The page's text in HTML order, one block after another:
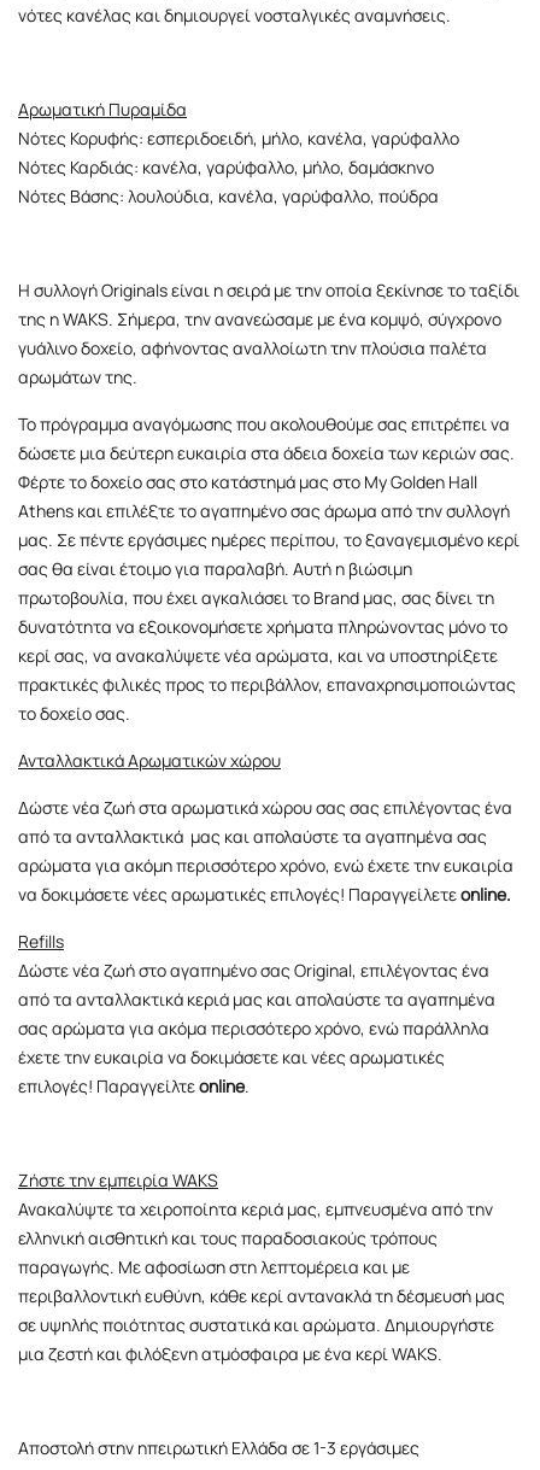
νότες κανέλας και δημιουργεί νοσταλγικές αναμνήσεις.
Αρωματική Πυραμίδα
Νότες Κορυφής: εσπεριδοειδή, μήλο, κανέλα, γαρύφαλλο
Νότες Καρδιάς: κανέλα, γαρύφαλλο, μήλο, δαμάσκηνο
Νότες Βάσης: λουλούδια, κανέλα, γαρύφαλλο, πούδρα
Η συλλογή Originals είναι η σειρά με την οποία ξεκίνησε το ταξίδι
της η WAKS. Σήμερα, την ανανεώσαμε με ένα κομψό, σύγχρονο
γυάλινο δοχείο, αφήνοντας αναλλοίωτη την πλούσια παλέτα
αρωμάτων της.
Το πρόγραμμα αναγόμωσης που ακολουθούμε σας επιτρέπει να
δώσετε μια δεύτερη ευκαιρία στα άδεια δοχεία των κεριών σας.
Φέρτε το δοχείο σας στο κατάστημά μας στο My Golden Hall
Athens και επιλέξτε το αγαπημένο σας άρωμα από την συλλογή
μας. Σε πέντε εργάσιμες ημέρες περίπου, το ξαναγεμισμένο κερί
σας θα είναι έτοιμο για παραλαβή. Αυτή η βιώσιμη
πρωτοβουλία, που έχει αγκαλιάσει το Brand μας, σας δίνει τη
δυνατότητα να εξοικονομήσετε χρήματα πληρώνοντας μόνο το
κερί σας, να ανακαλύψετε νέα αρώματα, και να υποστηρίξετε
πρακτικές φιλικές προς το περιβάλλον, επαναχρησιμοποιώντας
το δοχείο σας.
Ανταλλακτικά Αρωματικών χώρου
Δώστε νέα ζωή στα αρωματικά χώρου σας σας επιλέγοντας ένα
από τα ανταλλακτικά μας και απολαύστε τα αγαπημένα σας
αρώματα για ακόμη περισσότερο χρόνο, ενώ έχετε την ευκαιρία
να δοκιμάσετε νέες αρωματικές επιλογές! Παραγγείλετεonline.
Refills
Δώστε νέα ζωή στο αγαπημένο σας Original, επιλέγοντας ένα
από τα ανταλλακτικά κεριά μας και απολαύστε τα αγαπημένα
σας αρώματα για ακόμα περισσότερο χρόνο, ενώ παράλληλα
έχετε την ευκαιρία να δοκιμάσετε και νέες αρωματικές
επιλογές! Παραγγείλτεonline.
Ζήστε την εμπειρία WAKS
Ανακαλύψτε τα χειροποίητα κεριά μας, εμπνευσμένα από την
ελληνική αισθητική και τους παραδοσιακούς τρόπους
παραγωγής. Με αφοσίωση στη λεπτομέρεια και με
περιβαλλοντική ευθύνη, κάθε κερί αντανακλά τη δέσμευσή μας
σε υψηλής ποιότητας συστατικά και αρώματα. Δημιουργήστε
μια ζεστή και φιλόξενη ατμόσφαιρα με ένα κερί WAKS.
Αποστολή στην ηπειρωτική Ελλάδα σε 1-3 εργάσιμες